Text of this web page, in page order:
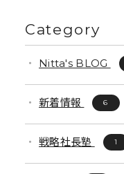
Category
Nitta's BLOG
新着情報 6
戦略社長塾 1